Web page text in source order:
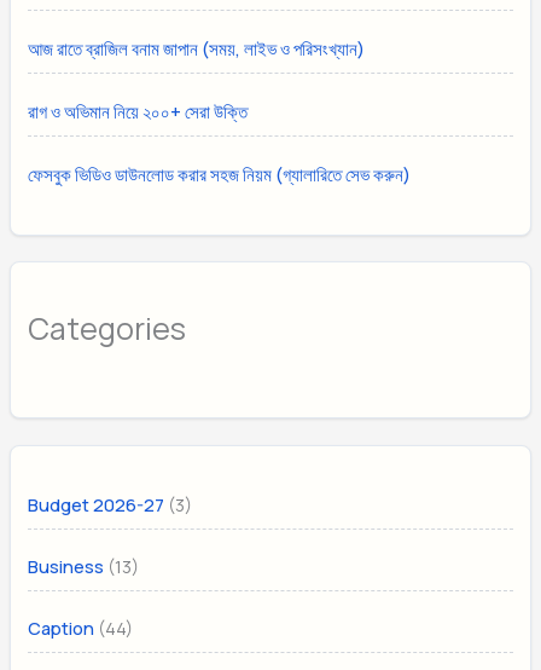
আজ রাতে ব্রাজিল বনাম জাপান (সময়, লাইভ ও পরিসংখ্যান)
রাগ ও অভিমান নিয়ে ২০০+ সেরা উক্তি
ফেসবুক ভিডিও ডাউনলোড করার সহজ নিয়ম (গ্যালারিতে সেভ করুন)
Categories
Budget 2026-27 (3)
Business (13)
Caption (44)